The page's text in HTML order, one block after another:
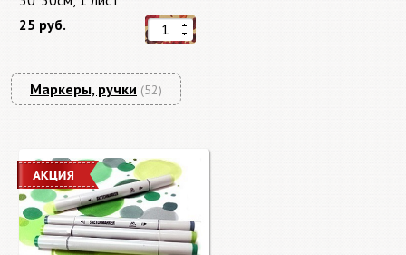
25 руб.
Маркеры, ручки (52)